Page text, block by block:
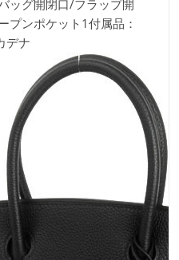
ッグ開閉口/フラップ開
プンポケット1付属品：
デナ